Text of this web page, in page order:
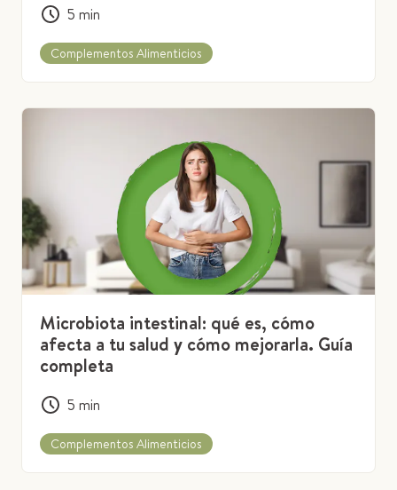
5 min
Complementos Alimenticios
Microbiota intestinal: qué es, cómo
afecta a tu salud y cómo mejorarla. Guía
completa
5 min
Complementos Alimenticios